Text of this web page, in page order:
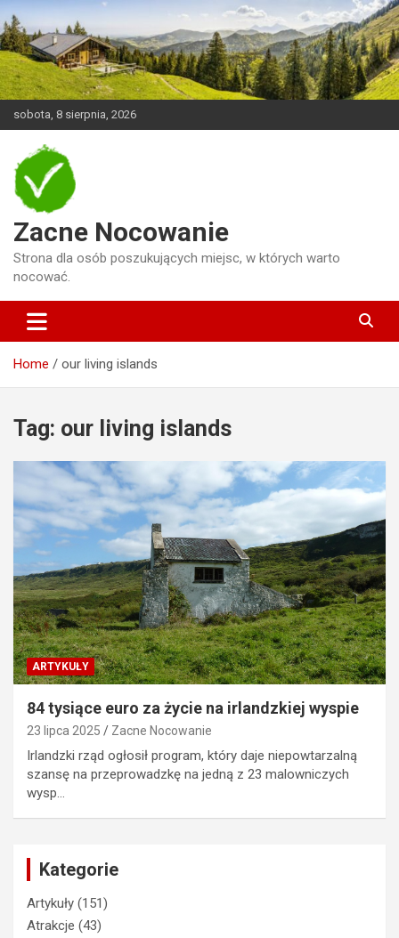
Skip
to
content
sobota, 8 sierpnia, 2026
Zacne Nocowanie
Strona dla osób poszukujących miejsc, w których warto
nocować.
Home our living islands
Tag: our living islands
ARTYKUŁY
84 tysiące euro za życie na irlandzkiej wyspie
23 lipca 2025 Zacne Nocowanie
Irlandzki rząd ogłosił program, który daje niepowtarzalną
szansę na przeprowadzkę na jedną z 23 malowniczych
wysp…
Kategorie
Artykuły (151)
Atrakcje (43)